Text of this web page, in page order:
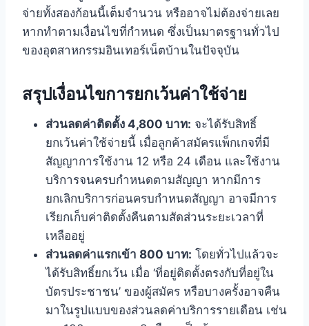
จ่ายทั้งสองก้อนนี้เต็มจำนวน หรืออาจไม่ต้องจ่ายเลย
หากทำตามเงื่อนไขที่กำหนด ซึ่งเป็นมาตรฐานทั่วไป
ของอุตสาหกรรมอินเทอร์เน็ตบ้านในปัจจุบัน
สรุปเงื่อนไขการยกเว้นค่าใช้จ่าย
ส่วนลดค่าติดตั้ง 4,800 บาท: จะได้รับสิทธิ์
ยกเว้นค่าใช้จ่ายนี้ เมื่อลูกค้าสมัครแพ็กเกจที่มี
สัญญาการใช้งาน 12 หรือ 24 เดือน และใช้งาน
บริการจนครบกำหนดตามสัญญา หากมีการ
ยกเลิกบริการก่อนครบกำหนดสัญญา อาจมีการ
เรียกเก็บค่าติดตั้งคืนตามสัดส่วนระยะเวลาที่
เหลืออยู่
ส่วนลดค่าแรกเข้า 800 บาท: โดยทั่วไปแล้วจะ
ได้รับสิทธิ์ยกเว้น เมื่อ ‘ที่อยู่ติดตั้งตรงกับที่อยู่ใน
บัตรประชาชน’ ของผู้สมัคร หรือบางครั้งอาจคืน
มาในรูปแบบของส่วนลดค่าบริการรายเดือน เช่น